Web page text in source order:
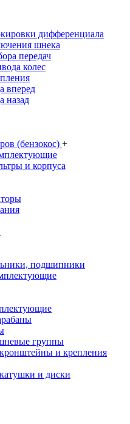
дифференциала
шнека
передач
колес
вперед
назад
(бензокос) +
и корпуса
подшипники
группы
и крепления
и диски